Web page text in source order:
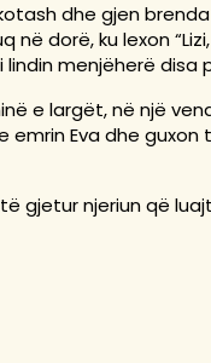
dhe gjen
dorë, ku lexon “Lizi,
menjëherë disa
e largët, në një
emrin Eva dhe
gjetur njeriun që